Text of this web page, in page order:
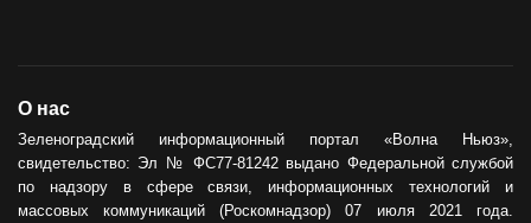
О нас
Зеленоградский информационный портал «Волна Ньюз»,
свидетельство: Эл № ФС77-81242 выдано Федеральной службой
по надзору в сфере связи, информационных технологий и
массовых коммуникаций (Роскомнадзор) 07 июля 2021 года.